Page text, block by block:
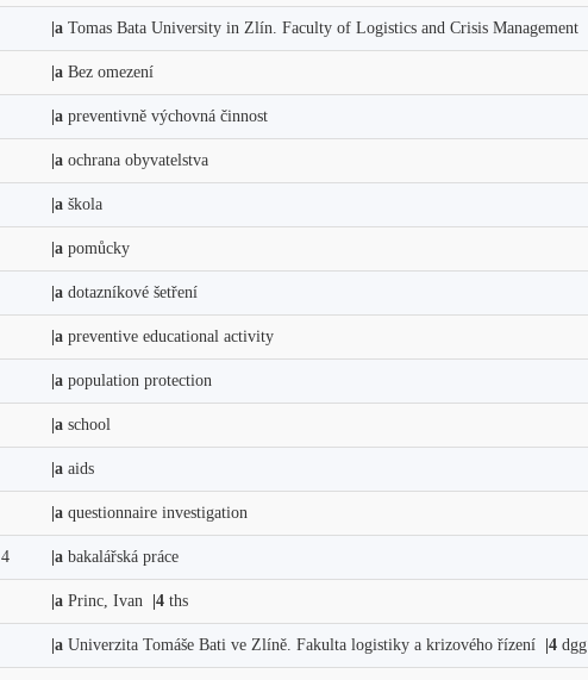
|a Tomas Bata University in Zlín. Faculty of Logistics and Crisis Management
|a Bez omezení
|a preventivně výchovná činnost
|a ochrana obyvatelstva
|a škola
|a pomůcky
|a dotazníkové šetření
|a preventive educational activity
|a population protection
|a school
|a aids
|a questionnaire investigation
4 |a bakalářská práce
|a Princ, Ivan |4 ths
|a Univerzita Tomáše Bati ve Zlíně. Fakulta logistiky a krizového řízení |4 dgg